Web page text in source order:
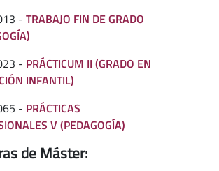
-TRABAJO FIN DE GRADO
- PRÁCTICUM II (GRADO EN
INFANTIL)
- PRÁCTICAS
V (PEDAGOGÍA)
de Máster: